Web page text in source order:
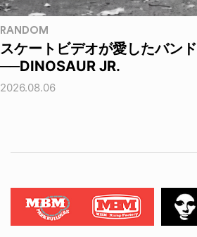
RANDOM
スケートビデオが愛したバンド
──DINOSAUR JR.
2026.08.06